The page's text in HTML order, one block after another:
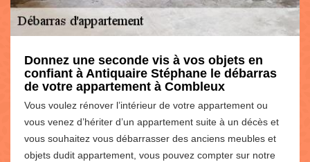
Donnez une seconde vis à vos objets en
confiant à Antiquaire Stéphane le débarras
de votre appartement à Combleux
Vous voulez rénover l’intérieur de votre appartement ou
vous venez d’hériter d’un appartement suite à un décès et
vous souhaitez vous débarrasser des anciens meubles et
objets dudit appartement, vous pouvez compter sur notre